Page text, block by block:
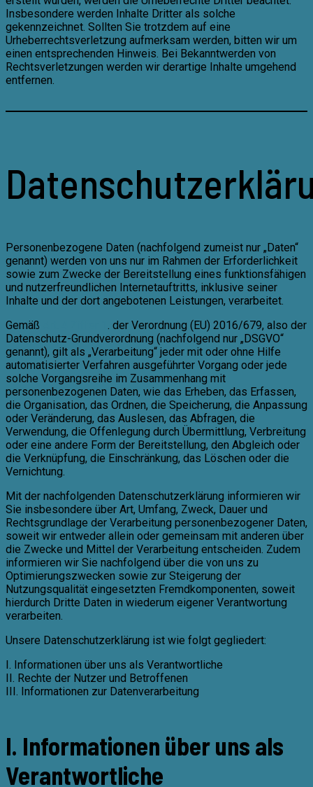
Insbesondere werden Inhalte Dritter als solche
gekennzeichnet. Sollten Sie trotzdem auf eine
Urheberrechtsverletzung aufmerksam werden, bitten wir um
einen entsprechenden Hinweis. Bei Bekanntwerden von
Rechtsverletzungen werden wir derartige Inhalte umgehend
entfernen.
Personenbezogene Daten (nachfolgend zumeist nur „Daten“
genannt) werden von uns nur im Rahmen der Erforderlichkeit
sowie zum Zwecke der Bereitstellung eines funktionsfähigen
und nutzerfreundlichen Internetauftritts, inklusive seiner
Inhalte und der dort angebotenen Leistungen, verarbeitet.
Gemäß
. der Verordnung (EU) 2016/679, also der
Datenschutz-Grundverordnung (nachfolgend nur „DSGVO“
genannt), gilt als „Verarbeitung“ jeder mit oder ohne Hilfe
automatisierter Verfahren ausgeführter Vorgang oder jede
solche Vorgangsreihe im Zusammenhang mit
personenbezogenen Daten, wie das Erheben, das Erfassen,
die Organisation, das Ordnen, die Speicherung, die Anpassung
oder Veränderung, das Auslesen, das Abfragen, die
Verwendung, die Offenlegung durch Übermittlung, Verbreitung
oder eine andere Form der Bereitstellung, den Abgleich oder
die Verknüpfung, die Einschränkung, das Löschen oder die
Vernichtung.
Mit der nachfolgenden Datenschutzerklärung informieren wir
Sie insbesondere über Art, Umfang, Zweck, Dauer und
Rechtsgrundlage der Verarbeitung personenbezogener Daten,
soweit wir entweder allein oder gemeinsam mit anderen über
die Zwecke und Mittel der Verarbeitung entscheiden. Zudem
informieren wir Sie nachfolgend über die von uns zu
Optimierungszwecken sowie zur Steigerung der
Nutzungsqualität eingesetzten Fremdkomponenten, soweit
hierdurch Dritte Daten in wiederum eigener Verantwortung
verarbeiten.
Unsere Datenschutzerklärung ist wie folgt gegliedert:
I. Informationen über uns als Verantwortliche
II. Rechte der Nutzer und Betroffenen
III. Informationen zur Datenverarbeitung
I. Informationen über uns als
Verantwortliche